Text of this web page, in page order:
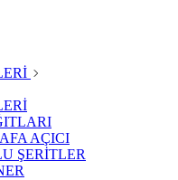
AÇICI
ŞERİTLER